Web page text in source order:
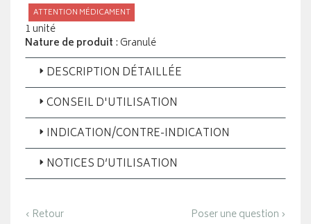
ATTENTION MÉDICAMENT
1 unité
Nature de produit : Granulé
DESCRIPTION DÉTAILLÉE
CONSEIL D'UTILISATION
INDICATION/CONTRE-INDICATION
NOTICES D’UTILISATION
‹ Retour Poser une question ›